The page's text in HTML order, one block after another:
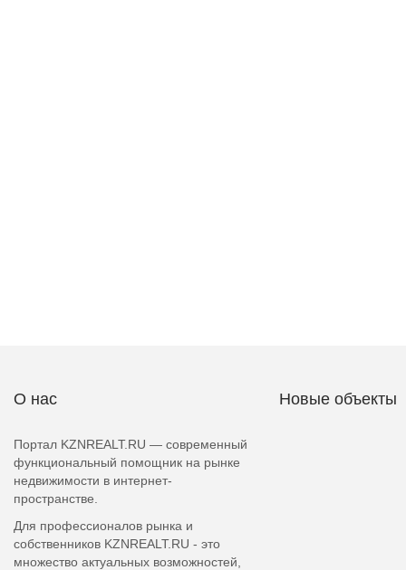
О нас
Портал KZNREALT.RU — современный
функциональный помощник на рынке
недвижимости в интернет-
пространстве.
Для профессионалов рынка и
собственников KZNREALT.RU - это
множество актуальных возможностей,
Новые объекты